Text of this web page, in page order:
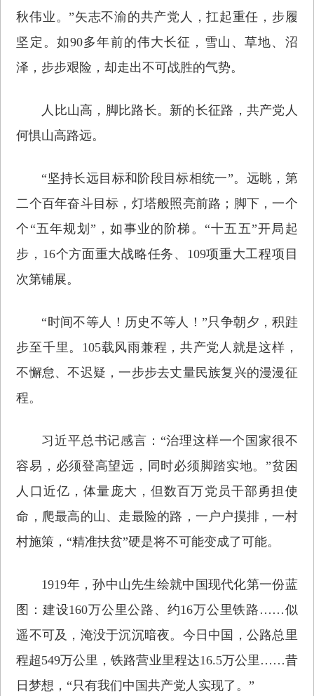
秋伟业。”矢志不渝的共产党人，扛起重任，步履
坚定。如90多年前的伟大长征，雪山、草地、沼
泽，步步艰险，却走出不可战胜的气势。
人比山高，脚比路长。新的长征路，共产党人
何惧山高路远。
“坚持长远目标和阶段目标相统一”。远眺，第
二个百年奋斗目标，灯塔般照亮前路；脚下，一个
个“五年规划”，如事业的阶梯。“十五五”开局起
步，16个方面重大战略任务、109项重大工程项目
次第铺展。
“时间不等人！历史不等人！”只争朝夕，积跬
步至千里。105载风雨兼程，共产党人就是这样，
不懈怠、不迟疑，一步步去丈量民族复兴的漫漫征
程。
习近平总书记感言：“治理这样一个国家很不
容易，必须登高望远，同时必须脚踏实地。”贫困
人口近亿，体量庞大，但数百万党员干部勇担使
命，爬最高的山、走最险的路，一户户摸排，一村
村施策，“精准扶贫”硬是将不可能变成了可能。
1919年，孙中山先生绘就中国现代化第一份蓝
图：建设160万公里公路、约16万公里铁路……似
遥不可及，淹没于沉沉暗夜。今日中国，公路总里
程超549万公里，铁路营业里程达16.5万公里……昔
日梦想，“只有我们中国共产党人实现了。”